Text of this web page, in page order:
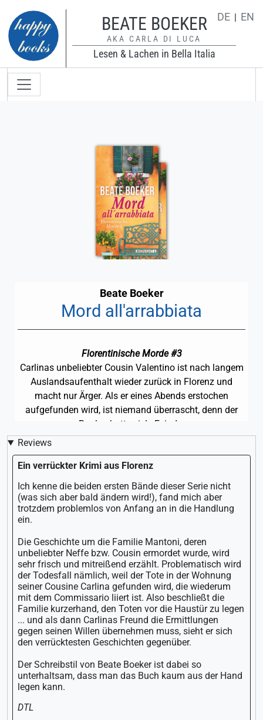
Direkt zum Inhalt BEATE BOEKER
AKA CARLA DI LUCA
Lesen & Lachen in Bella Italia
DE EN
Hauptnavigation
Beate Boeker
Mord all'arrabbiata
Florentinische Morde #3
Carlinas unbeliebter Cousin Valentino ist nach langem
Auslandsaufenthalt wieder zurück in Florenz und
macht nur Ärger. Als er eines Abends erstochen
aufgefunden wird, ist niemand überrascht, denn der
Banker hatte viele Feinde.
Reviews
Ein verrückter Krimi aus Florenz
Ich kenne die beiden ersten Bände dieser Serie nicht
(was sich aber bald ändern wird!), fand mich aber
trotzdem problemlos von Anfang an in die Handlung
ein.
Die Geschichte um die Familie Mantoni, deren
unbeliebter Neffe bzw. Cousin ermordet wurde, wird
sehr frisch und mitreißend erzählt. Problematisch wird
der Todesfall nämlich, weil der Tote in der Wohnung
seiner Cousine Carlina gefunden wird, die wiederum
mit dem Commissario liiert ist. Also beschließt die
Familie kurzerhand, den Toten vor die Haustür zu legen
... und als dann Carlinas Freund die Ermittlungen
gegen seinen Willen übernehmen muss, sieht er sich
den verrücktesten Geschichten gegenüber.
Der Schreibstil von Beate Boeker ist dabei so
unterhaltsam, dass man das Buch kaum aus der Hand
legen kann.
DTL